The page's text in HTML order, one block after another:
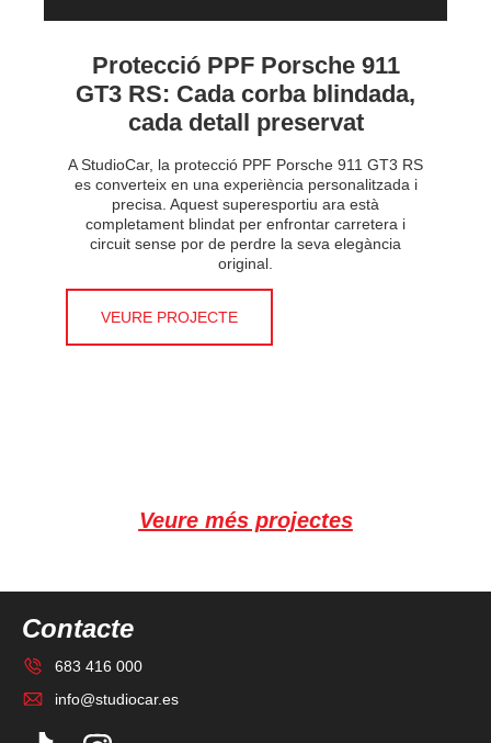
Protecció PPF Porsche 911
GT3 RS: Cada corba blindada,
cada detall preservat
A StudioCar, la protecció PPF Porsche 911 GT3 RS
es converteix en una experiència personalitzada i
precisa. Aquest superesportiu ara està
completament blindat per enfrontar carretera i
circuit sense por de perdre la seva elegància
original.
VEURE PROJECTE
Veure més projectes
Contacte
683 416 000
info@studiocar.es